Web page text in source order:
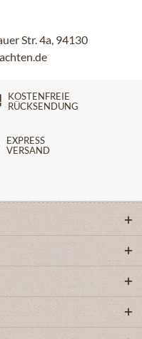
Str. 4a, 94130
KOSTENFREIE
RÜCKSENDUNG
EXPRESS
VERSAND